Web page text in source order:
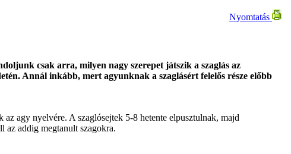
Nyomtatás
csak arra, milyen nagy szerepet játszik a szaglás az
Annál inkább, mert agyunknak a szaglásért felelős része előbb
agy nyelvére. A szaglósejtek 5-8 hetente elpusztulnak, majd
az addig megtanult szagokra.